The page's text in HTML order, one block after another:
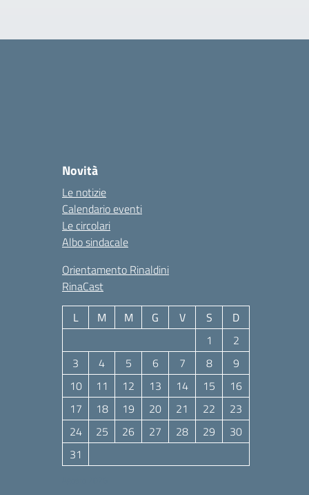
Novità
Le notizie
Calendario eventi
Le circolari
Albo sindacale
Orientamento Rinaldini
RinaCast
L M M G V S
D
1
2
3
4 5 6 7 8
9
10
11 12 13 14 15
16
17
18 19 20 21 22
23
24
25 26 27 28 29
30
31